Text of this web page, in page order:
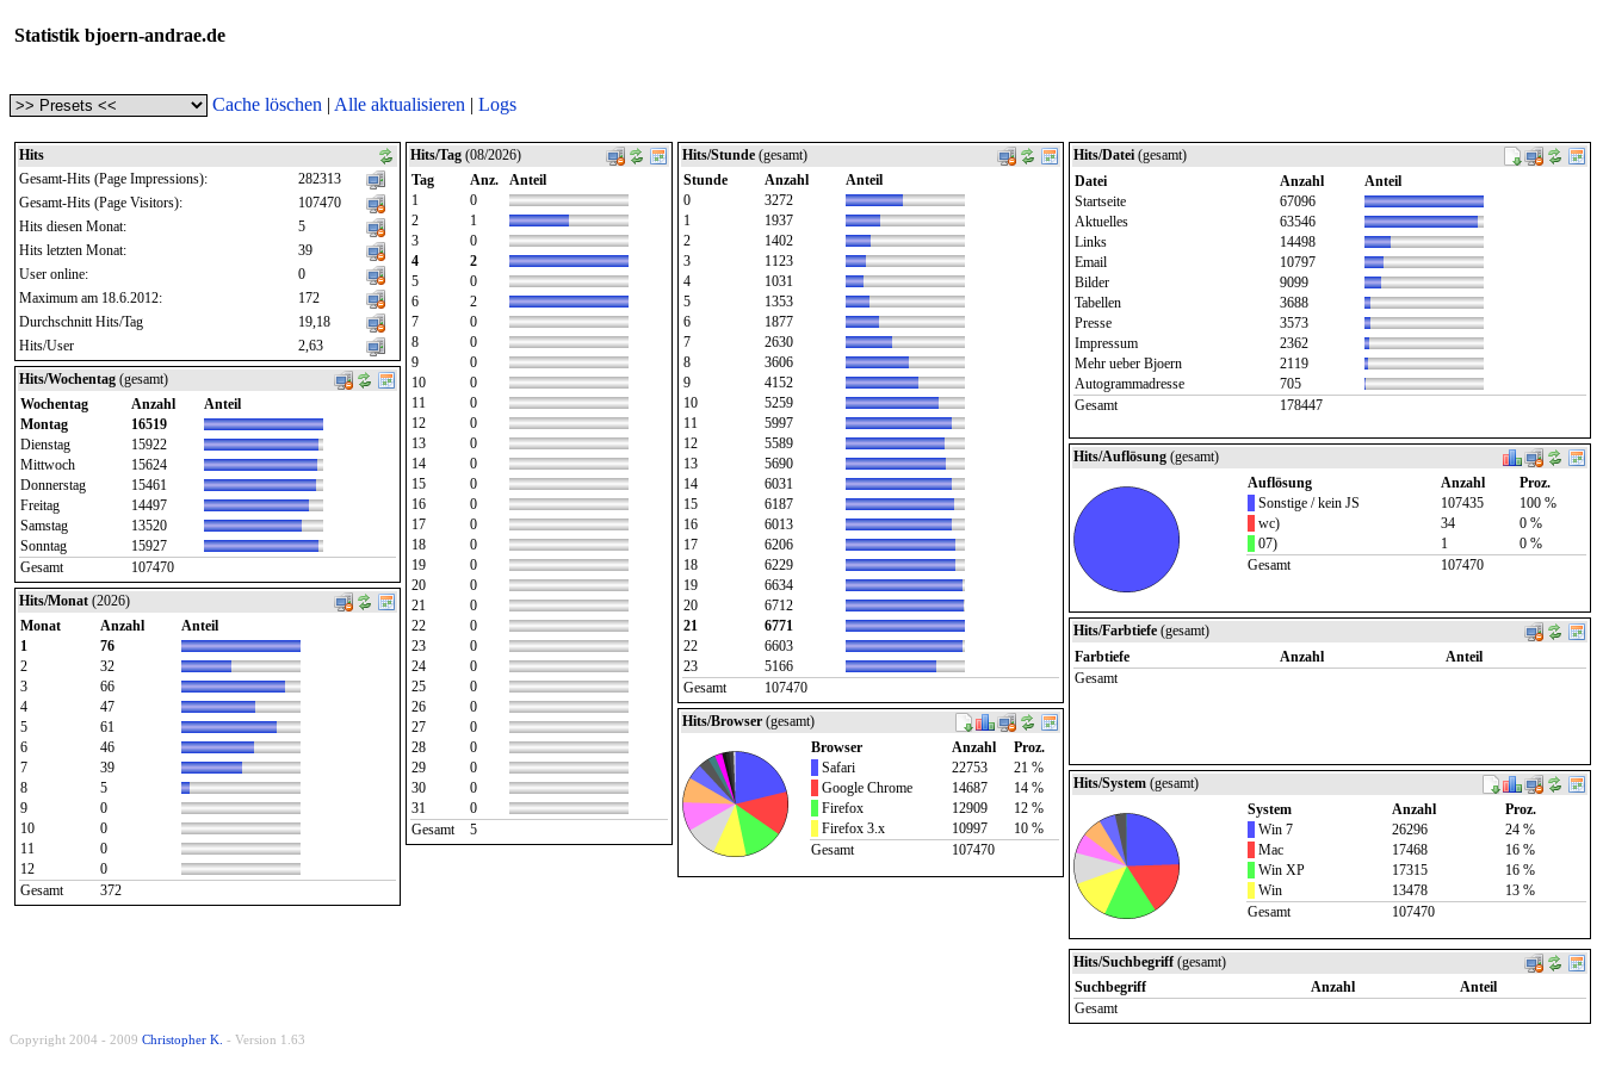
Statistik bjoern-andrae.de
Cache löschen | Alle aktualisieren | Logs
Hits
Gesamt-Hits (Page Impressions):
282313
Gesamt-Hits (Page Visitors):
107470
Hits diesen Monat:
5
Hits letzten Monat:
39
User online:
0
Maximum am 18.6.2012:
172
Durchschnitt Hits/Tag
19,18
Hits/User
2,63
Hits/Wochentag (gesamt)
Wochentag
Anzahl
Anteil
Montag
16519
Dienstag
15922
Mittwoch
15624
Donnerstag
15461
Freitag
14497
Samstag
13520
Sonntag
15927
Gesamt
107470
Hits/Monat (2026)
Monat
Anzahl
Anteil
1
76
2
32
3
66
4
47
5
61
6
46
7
39
8
5
9
0
10
0
11
0
12
0
Gesamt
372
Hits/Tag (08/2026)
Tag
Anz.
Anteil
1
0
2
1
3
0
4
2
5
0
6
2
7
0
8
0
9
0
10
0
11
0
12
0
13
0
14
0
15
0
16
0
17
0
18
0
19
0
20
0
21
0
22
0
23
0
24
0
25
0
26
0
27
0
28
0
29
0
30
0
31
0
Gesamt
5
Hits/Stunde (gesamt)
Stunde
Anzahl
Anteil
0
3272
1
1937
2
1402
3
1123
4
1031
5
1353
6
1877
7
2630
8
3606
9
4152
10
5259
11
5997
12
5589
13
5690
14
6031
15
6187
16
6013
17
6206
18
6229
19
6634
20
6712
21
6771
22
6603
23
5166
Gesamt
107470
Hits/Browser (gesamt)
Browser
Anzahl
Proz.
Safari
22753
21 %
Google Chrome
14687
14 %
Firefox
12909
12 %
Firefox 3.x
10997
10 %
Gesamt
107470
Hits/Datei (gesamt)
Datei
Anzahl
Anteil
Startseite
67096
Aktuelles
63546
Links
14498
Email
10797
Bilder
9099
Tabellen
3688
Presse
3573
Impressum
2362
Mehr ueber Bjoern
2119
Autogrammadresse
705
Gesamt
178447
Hits/Auflösung (gesamt)
Auflösung
Anzahl
Proz.
Sonstige / kein JS
107435
100 %
wc)
34
0 %
07)
1
0 %
Gesamt
107470
Hits/Farbtiefe (gesamt)
Farbtiefe
Anzahl
Anteil
Gesamt
Hits/System (gesamt)
System
Anzahl
Proz.
Win 7
26296
24 %
Mac
17468
16 %
Win XP
17315
16 %
Win
13478
13 %
Gesamt
107470
Hits/Suchbegriff (gesamt)
Suchbegriff
Anzahl
Anteil
Gesamt
Copyright 2004 - 2009 Christopher K. - Version 1.63